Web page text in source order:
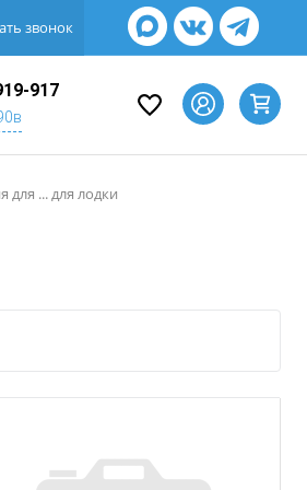
звонок
917
... для лодки